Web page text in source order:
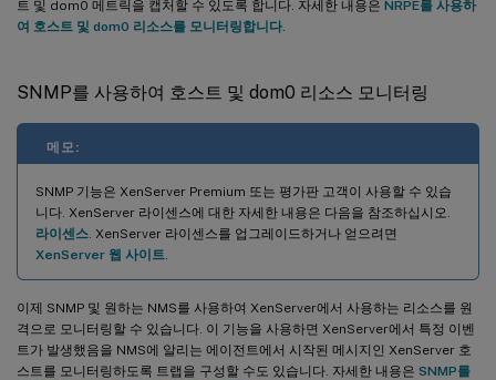
트 및 dom0 메트릭을 캡처할 수 있도록 합니다. 자세한 내용은 NRPE를 사용하
여 호스트 및 dom0 리소스를 모니터링합니다.
SNMP를 사용하여 호스트 및 dom0 리소스 모니터링
메모:
SNMP 기능은 XenServer Premium 또는 평가판 고객이 사용할 수 있습
니다. XenServer 라이센스에 대한 자세한 내용은 다음을 참조하십시오.
라이센스 . XenServer 라이센스를 업그레이드하거나 얻으려면
XenServer 웹 사이트
이제 SNMP 및 원하는 NMS를 사용하여 XenServer에서 사용하는 리소스를 원
격으로 모니터링할 수 있습니다. 이 기능을 사용하면 XenServer에서 특정 이벤
트가 발생했음을 NMS에 알리는 에이전트에서 시작된 메시지인 XenServer 호
스트를 모니터링하도록 트랩을 구성할 수도 있습니다. 자세한 내용은 SNMP를